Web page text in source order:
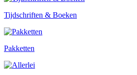
Tijdschriften & Boeken
Pakketten